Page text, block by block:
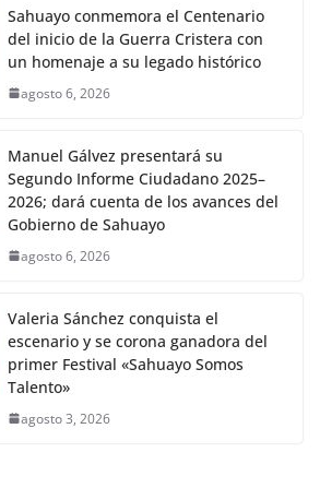
Sahuayo conmemora el Centenario
del inicio de la Guerra Cristera con
un homenaje a su legado histórico
agosto 6, 2026
Manuel Gálvez presentará su
Segundo Informe Ciudadano 2025–
2026; dará cuenta de los avances del
Gobierno de Sahuayo
agosto 6, 2026
Valeria Sánchez conquista el
escenario y se corona ganadora del
primer Festival «Sahuayo Somos
Talento»
agosto 3, 2026